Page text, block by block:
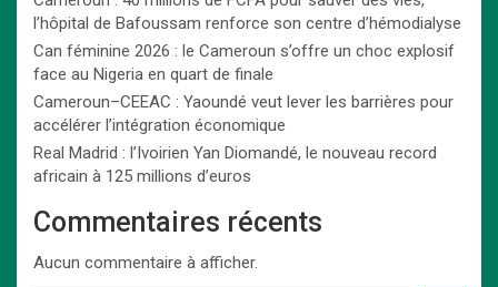
l’hôpital de Bafoussam renforce son centre d’hémodialyse
Can féminine 2026 : le Cameroun s’offre un choc explosif
face au Nigeria en quart de finale
Cameroun–CEEAC : Yaoundé veut lever les barrières pour
accélérer l’intégration économique
Real Madrid : l’Ivoirien Yan Diomandé, le nouveau record
africain à 125 millions d’euros
Commentaires récents
Aucun commentaire à afficher.